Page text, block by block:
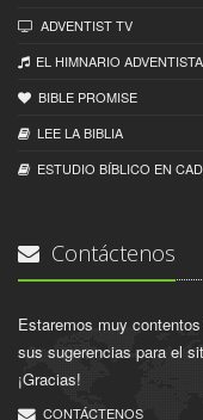
ADVENTIST TV
EL HIMNARIO
BIBLE PROMISE
LEE LA BIBLIA
ESTUDIO BÍBLICO EN
Contáctenos
Estaremos muy
sus sugerencias para el
¡Gracias!
CONTÁCTENOS